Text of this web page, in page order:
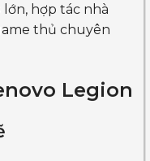
lớn, hợp tác nhà
thủ chuyên
Legion